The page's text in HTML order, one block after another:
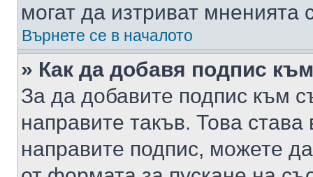
могат да изтриват мненията
Върнете се в началото
» Как да добавя подпис
За да добавите подпис към
направите такъв. Това
направите подпис, можете